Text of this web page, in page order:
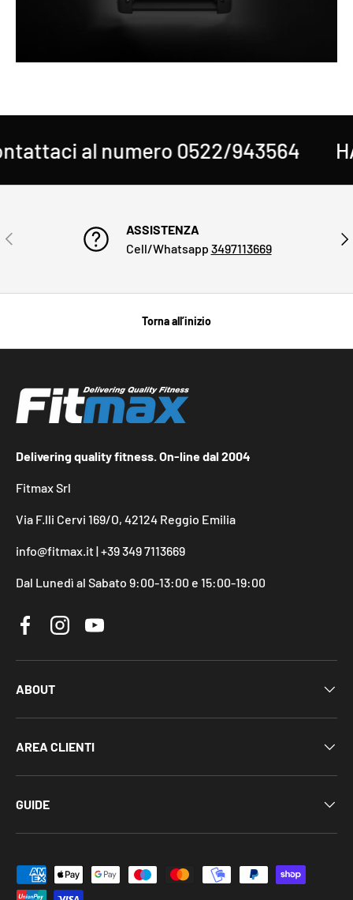
al numero 0522/943564
INDIETRO
ASSISTENZA
Cell/Whatsapp 3497113669
Torna all’inizio
Delivering quality fitness. On-line dal 2004
Fitmax Srl
Via F.lli Cervi 169/O, 42124 Reggio Emilia
info@fitmax.it | +39 349 7113669
Dal Lunedì al Sabato 9:00-13:00 e 15:00-19:00
FacebookInstagramYouTube
ABOUT
AREA CLIENTI
GUIDE
Metodi di pagamento accettati